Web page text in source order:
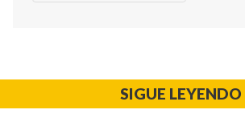
SIGUE LEYENDO